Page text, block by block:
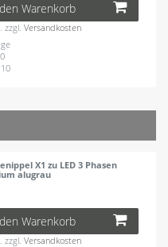
Warenkorb
zzgl.Versandkosten
X1 zu LED 3 Phasen
alugrau
Warenkorb
zzgl.Versandkosten